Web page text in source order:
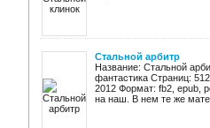
Стальной арбитр
Название: Стальной
фантастика Страниц:
2012 Формат: fb2, epub,
на наш. В нем те же